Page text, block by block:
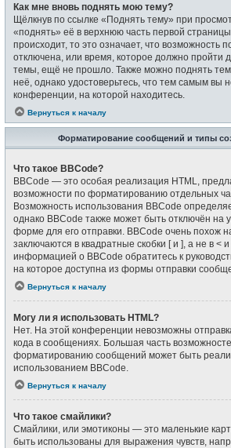
Как мне вновь поднять мою тему?
Щёлкнув по ссылке «Поднять тему» при
«поднять» её в верхнюю часть первой
происходит, то это означает, что возможность
отключена, или время, которое должно пройти
темы, ещё не прошло. Также можно поднять
неё, однако удостоверьтесь, что тем самым вы
конференции, на которой находитесь.
Вернуться к началу
Форматирование сообщений и типы
Что такое BBCode?
BBCode — это особая реализация HTML,
возможности по форматированию отдельных
Возможность использования BBCode
однако BBCode также может быть отключён на
форме для его отправки. BBCode очень похож
заключаются в квадратные скобки [ и ], а не в <
информацией о BBCode обратитесь к
на которое доступна из формы отправки
Вернуться к началу
Могу ли я использовать HTML?
Нет. На этой конференции невозможны
кода в сообщениях. Большая часть
форматированию сообщений может быть
использованием BBCode.
Вернуться к началу
Что такое смайлики?
Смайлики, или эмотиконы — это маленькие
быть использованы для выражения чувств,